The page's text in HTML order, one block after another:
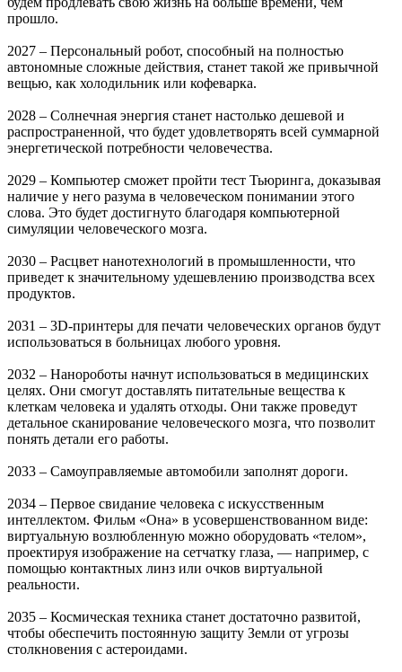
прошло.
2027 – Персональный робот, способный на полностью
автономные сложные действия, станет такой же привычной
вещью, как холодильник или кофеварка.
2028 – Солнечная энергия станет настолько дешевой и
распространенной, что будет удовлетворять всей суммарной
энергетической потребности человечества.
2029 – Компьютер сможет пройти тест Тьюринга, доказывая
наличие у него разума в человеческом понимании этого
слова. Это будет достигнуто благодаря компьютерной
симуляции человеческого мозга.
2030 – Расцвет нанотехнологий в промышленности, что
приведет к значительному удешевлению производства всех
продуктов.
2031 – 3D-принтеры для печати человеческих органов будут
использоваться в больницах любого уровня.
2032 – Нанороботы начнут использоваться в медицинских
целях. Они смогут доставлять питательные вещества к
клеткам человека и удалять отходы. Они также проведут
детальное сканирование человеческого мозга, что позволит
понять детали его работы.
2033 – Самоуправляемые автомобили заполнят дороги.
2034 – Первое свидание человека с искусственным
интеллектом. Фильм «Она» в усовершенствованном виде:
виртуальную возлюбленную можно оборудовать «телом»,
проектируя изображение на сетчатку глаза, — например, с
помощью контактных линз или очков виртуальной
реальности.
2035 – Космическая техника станет достаточно развитой,
чтобы обеспечить постоянную защиту Земли от угрозы
столкновения с астероидами.